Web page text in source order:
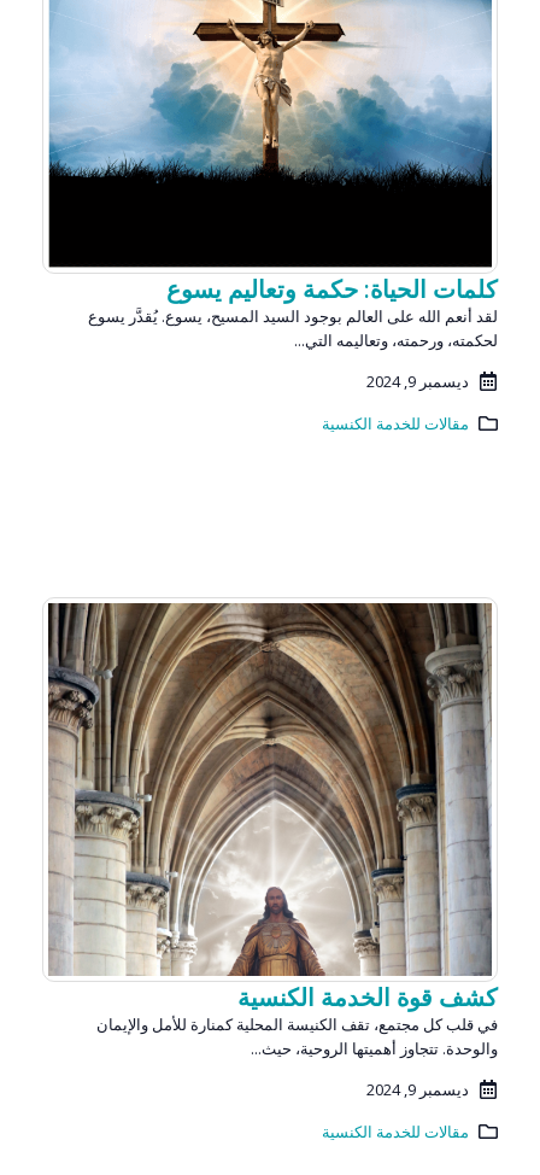
كلمات الحياة: حكمة وتعاليم يسوع
لقد أنعم الله على العالم بوجود السيد المسيح، يسوع. يُقدَّر يسوع
لحكمته، ورحمته، وتعاليمه التي...
ديسمبر 9, 2024
مقالات للخدمة الكنسية
كشف قوة الخدمة الكنسية
في قلب كل مجتمع، تقف الكنيسة المحلية كمنارة للأمل والإيمان
والوحدة. تتجاوز أهميتها الروحية، حيث...
ديسمبر 9, 2024
مقالات للخدمة الكنسية